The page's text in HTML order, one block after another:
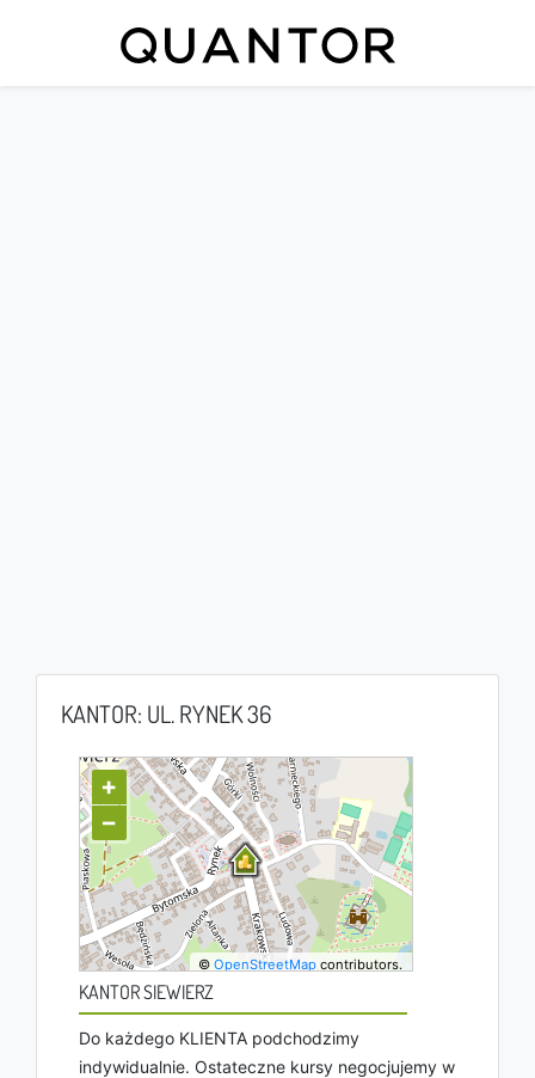
KANTOR: UL. RYNEK 36
+
−
©OpenStreetMap contributors.
KANTOR SIEWIERZ
Do każdego KLIENTA podchodzimy
indywidualnie. Ostateczne kursy negocjujemy w